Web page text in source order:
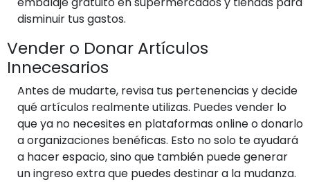
disminuir tus gastos.
Vender o Donar Artículos
Innecesarios
Antes de mudarte, revisa tus pertenencias y decide
qué artículos realmente utilizas. Puedes vender lo
que ya no necesites en plataformas online o donarlo
a organizaciones benéficas. Esto no solo te ayudará
a hacer espacio, sino que también puede generar
un ingreso extra que puedes destinar a la mudanza.